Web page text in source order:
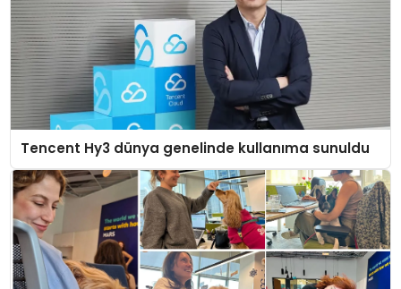
Tencent Hy3 dünya genelinde kullanıma sunuldu